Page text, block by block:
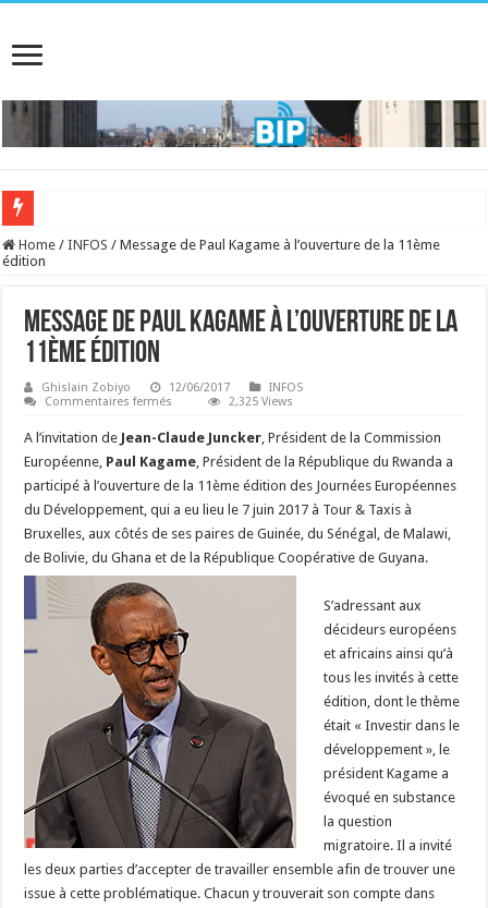
Home / INFOS / Message de Paul Kagame à l’ouverture de la 11ème
édition
Message de Paul Kagame à l’ouverture de la
11ème édition
Ghislain Zobiyo 12/06/2017
INFOS
Commentaires fermés
Paul
Kagame
à
l’ouverture
la
11ème
édition
2,325 Views
A l’invitation de Jean-Claude Juncker, Président de la Commission
Européenne, Paul Kagame, Président de la République du Rwanda a
participé à l’ouverture de la 11ème édition des Journées Européennes
du Développement, qui a eu lieu le 7 juin 2017 à Tour & Taxis à
Bruxelles, aux côtés de ses paires de Guinée, du Sénégal, de Malawi,
de Bolivie, du Ghana et de la République Coopérative de Guyana.
S’adressant aux
décideurs européens
et africains ainsi qu’à
tous les invités à cette
édition, dont le thème
était « Investir dans le
développement », le
président Kagame a
évoqué en substance
la question
migratoire. Il a invité
les deux parties d’accepter de travailler ensemble afin de trouver une
issue à cette problématique. Chacun y trouverait son compte dans